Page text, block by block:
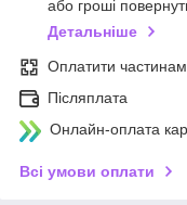
або гроші
Детальніше
Оплатити
Післяплата
Онлайн-оплата
Всі умови оплати